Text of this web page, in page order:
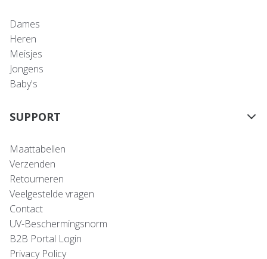
Dames
Heren
Meisjes
Jongens
Baby's
SUPPORT
Maattabellen
Verzenden
Retourneren
Veelgestelde vragen
Contact
UV-Beschermingsnorm
B2B Portal Login
Privacy Policy